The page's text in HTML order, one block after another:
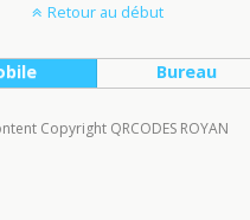
Retour au début
Bureau
Copyright QRCODES ROYAN